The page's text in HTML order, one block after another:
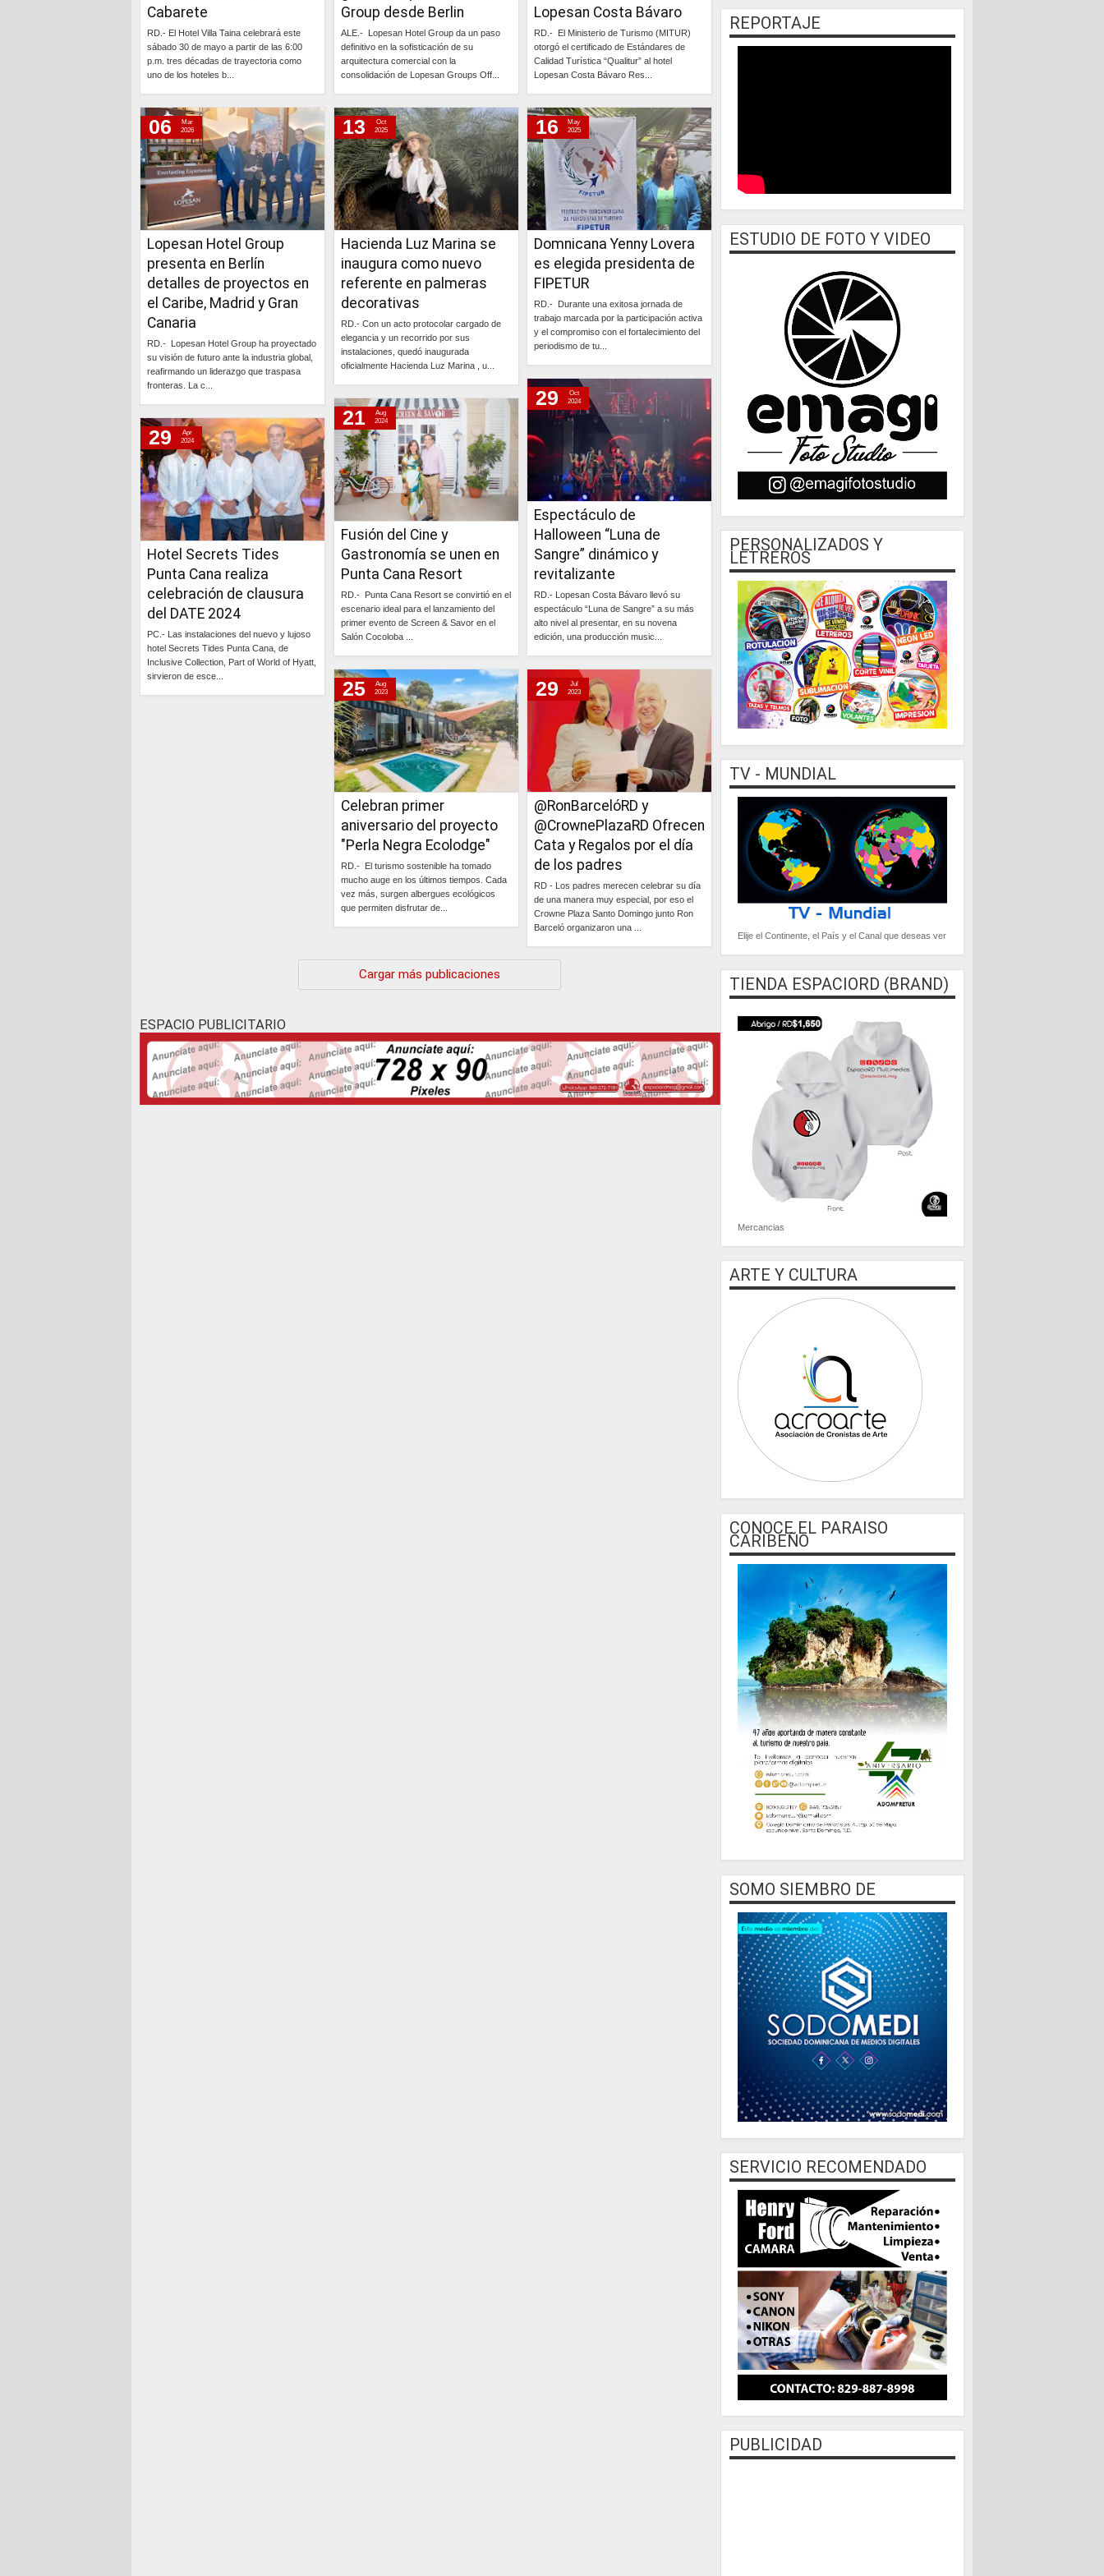
Cabarete
RD.- El Hotel Villa Taina celebrará este
sábado 30 de mayo a partir de las 6:00
p.m. tres décadas de trayectoria como
uno de los hoteles b...
Group desde Berlin
ALE.- Lopesan Hotel Group da un paso
definitivo en la sofisticación de su
arquitectura comercial con la
consolidación de Lopesan Groups Off...
Lopesan Costa Bávaro
RD.- El Ministerio de Turismo (MITUR)
otorgó el certificado de Estándares de
Calidad Turística “Qualitur” al hotel
Lopesan Costa Bávaro Res...
Lopesan Hotel Group
presenta en Berlín
detalles de proyectos en
el Caribe, Madrid y Gran
Canaria
RD.- Lopesan Hotel Group ha proyectado
su visión de futuro ante la industria global,
reafirmando un liderazgo que traspasa
fronteras. La c...
06
Mar
2026
Hacienda Luz Marina se
inaugura como nuevo
referente en palmeras
decorativas
RD.- Con un acto protocolar cargado de
elegancia y un recorrido por sus
instalaciones, quedó inaugurada
oficialmente Hacienda Luz Marina , u...
13
Oct
2025
Domnicana Yenny Lovera
es elegida presidenta de
FIPETUR
RD.- Durante una exitosa jornada de
trabajo marcada por la participación activa
y el compromiso con el fortalecimiento del
periodismo de tu...
16
May
2025
Espectáculo de
Halloween “Luna de
Sangre” dinámico y
revitalizante
RD.- Lopesan Costa Bávaro llevó su
espectáculo “Luna de Sangre” a su más
alto nivel al presentar, en su novena
edición, una producción music...
29
Oct
2024
miércoles, 21 de agosto de 2024
Fusión del Cine y
Gastronomía se unen en
Punta Cana Resort
RD.- Punta Cana Resort se convirtió en el
escenario ideal para el lanzamiento del
primer evento de Screen & Savor en el
Salón Cocoloba ...
21
Aug
2024
lunes, 29 de abril de 2024
Hotel Secrets Tides
Punta Cana realiza
celebración de clausura
del DATE 2024
PC.- Las instalaciones del nuevo y lujoso
hotel Secrets Tides Punta Cana, de
Inclusive Collection, Part of World of Hyatt,
sirvieron de esce...
29
Apr
2024
viernes, 25 de agosto de 2023
Celebran primer
aniversario del proyecto
"Perla Negra Ecolodge"
RD.- El turismo sostenible ha tomado
mucho auge en los últimos tiempos. Cada
vez más, surgen albergues ecológicos
que permiten disfrutar de...
25
Aug
2023
@RonBarcelóRD y
@CrownePlazaRD Ofrecen
Cata y Regalos por el día
de los padres
RD - Los padres merecen celebrar su día
de una manera muy especial, por eso el
Crowne Plaza Santo Domingo junto Ron
Barceló organizaron una ...
29
Jul
2023
Cargar más publicaciones
ESPACIO PUBLICITARIO
REPORTAJE
ESTUDIO DE FOTO Y VIDEO
PERSONALIZADOS Y
LETREROS
TV - MUNDIAL
Elije el Continente, el País y el Canal que deseas ver
TIENDA ESPACIORD (BRAND)
Mercancias
ARTE Y CULTURA
CONOCE EL PARAISO
CARIBEÑO
SOMO SIEMBRO DE
SERVICIO RECOMENDADO
PUBLICIDAD